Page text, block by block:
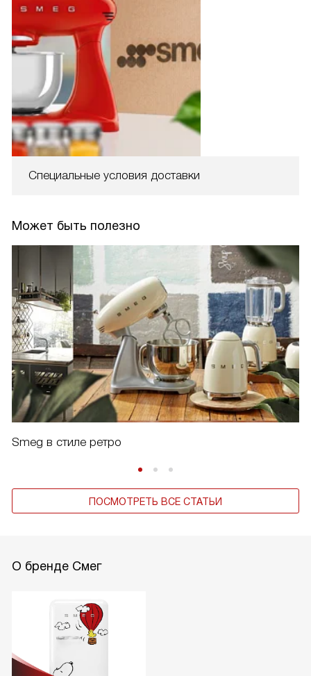
Специальные условия доставки
Может быть полезно
Smeg в стиле ретро
ПОСМОТРЕТЬ ВСЕ СТАТЬИ
О бренде Смег